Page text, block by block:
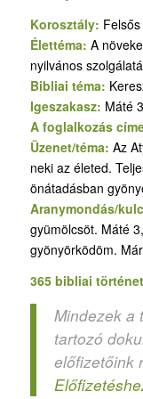
Korosztály: Felsős
Élettéma: A
nyilvános
Bibliai téma:
Igeszakasz: Máté
A foglalkozás
Üzenet/téma: Az
neki az életed.
önátadásban
Aranymondás/
gyümölcsöt. Máté
gyönyörködöm.
365 bibliai
Mindezek a
tartozó
előfizetőink